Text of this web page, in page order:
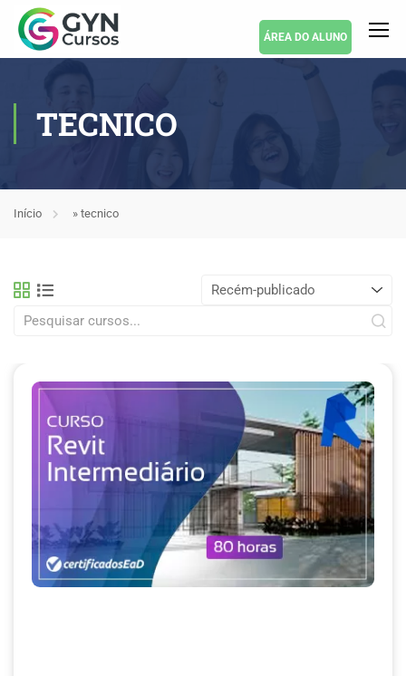
ÁREA DO ALUNO
TECNICO
Início » tecnico